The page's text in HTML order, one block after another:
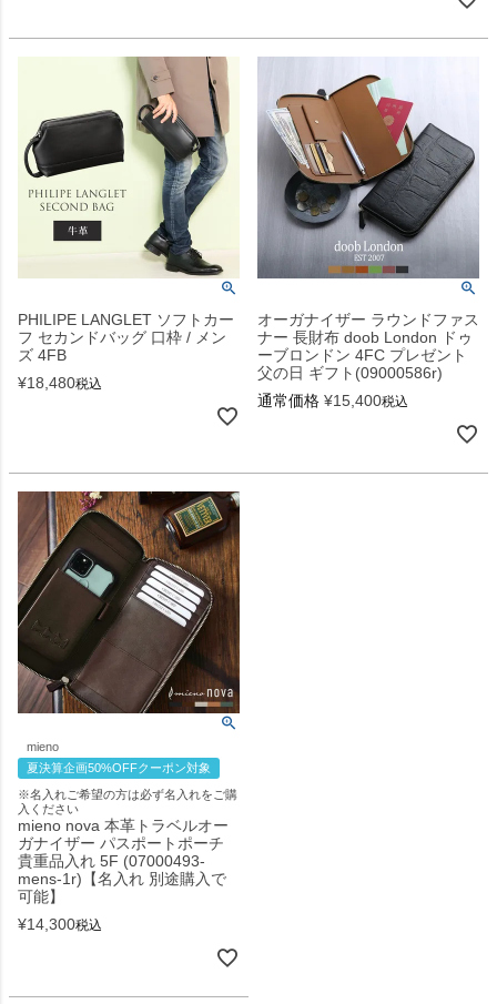
PHILIPE LANGLET ソフトカー
フ セカンドバッグ 口枠 / メン
ズ 4FB
¥18,480税込
オーガナイザー ラウンドファス
ナー 長財布 doob London ドゥ
ーブロンドン 4FC プレゼント
父の日 ギフト(09000586r)
通常価格 ¥15,400税込
mieno
夏決算企画50%OFFクーポン対象
※名入れご希望の方は必ず名入れをご購
入ください
mieno nova 本革トラベルオー
ガナイザー パスポートポーチ
貴重品入れ 5F (07000493-
mens-1r)【名入れ 別途購入で
可能】
¥14,300税込